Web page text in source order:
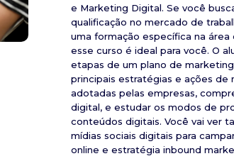
e Marketing Digital. Se você
qualificação no mercado de
uma formação específica na
esse curso é ideal para você. O
etapas de um plano de
principais estratégias e ações de
adotadas pelas empresas,
digital, e estudar os modos de
conteúdos digitais. Você vai ver
mídias sociais digitais para
online e estratégia inbound